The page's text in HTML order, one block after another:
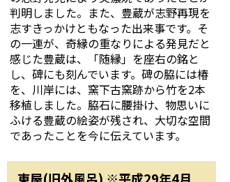
判明しました。また、豊蔵が志野再現を
志すきっかけともなった出来事です。そ
の一連が、奇縁の重なりによる発見だと
感じた豊蔵は、「随縁」を座右の銘と
し、碑にも刻んでいます。碑の脇には椿
を、川岸には、窯下古窯跡から竹を2本
移植しました。脇石に腰掛け、物思いに
ふける豊蔵の絵姿が残され、大切な空間
であったことを今に伝えています。